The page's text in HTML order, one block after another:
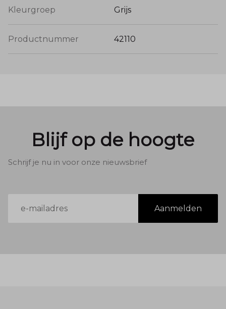
Kleurgroep Grijs
Productnummer 42110
Blijf op de hoogte
Schrijf je nu in voor onze nieuwsbrief
mailadres
Aanmelden